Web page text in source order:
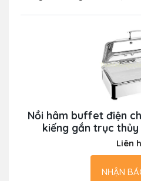
Nồi hâm buffet điện
kiếng gắn trục thủy
Liên
NHẬN